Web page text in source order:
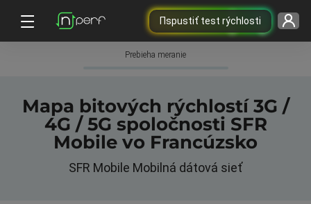
Пspustiť test rýchlosti
Prebieha meranie
Mapa bitových rýchlostí 3G /
4G / 5G spoločnosti SFR
Mobile vo Francúzsko
SFR Mobile Mobilná dátová sieť